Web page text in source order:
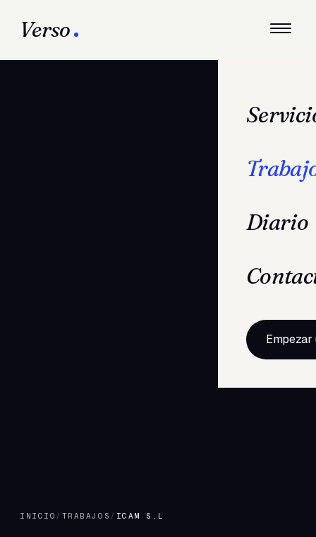
Verso
Diario
INICIO / TRABAJOS / ICAM S.L